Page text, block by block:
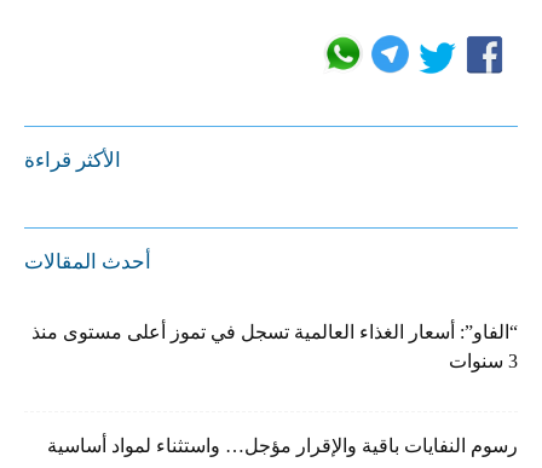
الأكثر قراءة
أحدث المقالات
“الفاو”: أسعار الغذاء العالمية تسجل في تموز أعلى مستوى منذ
3 سنوات
رسوم النفايات باقية والإقرار مؤجل… واستثناء لمواد أساسية